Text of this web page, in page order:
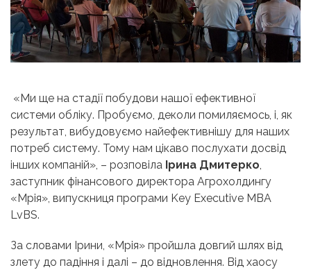
«Ми ще на стадії побудови нашої ефективної
системи обліку. Пробуємо, деколи помиляємось, і, як
результат, вибудовуємо найефективнішу для наших
потреб систему. Тому нам цікаво послухати досвід
інших компаній», – розповіла Ірина Дмитерко,
заступник фінансового директора Агрохолдингу
«Мрія», випускниця програми Key Executive MBA
LvBS.
За словами Ірини, «Мрія» пройшла довгий шлях від
злету до падіння і далі – до відновлення. Від хаосу